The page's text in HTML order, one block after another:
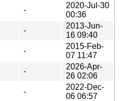
-
2020-Jul-30
00:36
-
2013-Jun-
16 09:40
-
2015-Feb-
07 11:47
-
2026-Apr-
26 02:06
-
2022-Dec-
06 06:57